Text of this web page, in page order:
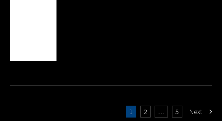
1 2 … 5 Next